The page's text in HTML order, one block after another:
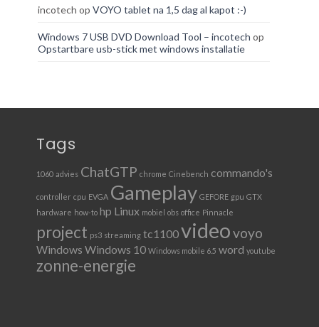
incotech opVOYO tablet na 1,5 dag al kapot :-)
Windows 7 USB DVD Download Tool – incotech op
Opstartbare usb-stick met windows installatie
Tags
1060 advies ChatGTP chrome Cinebench commando's
controller cpu EVGA Gameplay GEFORE gpu GTX
hardware how-to hp Linux mobiel obs office Pinnacle
project ps3 streaming tc1100videovoyo
Windows Windows 10 Windows mobile 6.5 word youtube
zonne-energie